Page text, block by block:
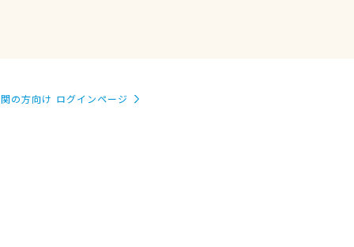
の方向け ログインページ